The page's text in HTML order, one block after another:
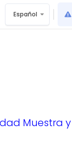
Español
Muestra